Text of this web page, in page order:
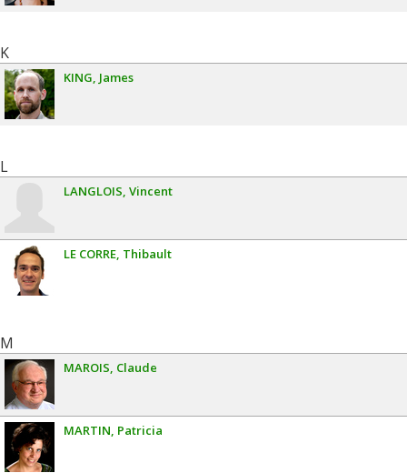
K
KING James
L
LANGLOIS Vincent
LE CORRE Thibault
M
MAROIS Claude
MARTIN Patricia